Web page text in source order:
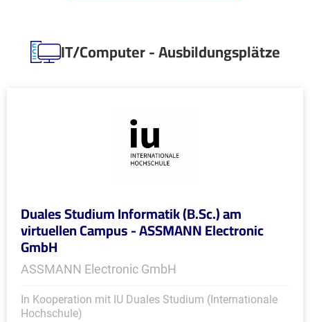
IT/Computer - Ausbildungsplätze
Duales Studium Informatik (B.Sc.) am
virtuellen Campus - ASSMANN Electronic
GmbH
ASSMANN Electronic GmbH
In Kooperation mit IU Duales Studium (Internationale
Hochschule)